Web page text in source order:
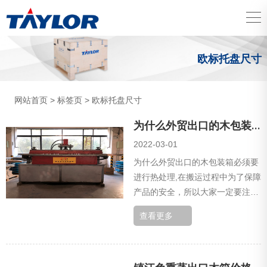
欧标托盘尺寸
网站首页> 标签页> 欧标托盘尺寸
为什么外贸出口的木包装箱必须要进行热处理
2022-03-01
为什么外贸出口的木包装箱必须要
进行热处理,在搬运过程中为了保障
产品的安全，所以大家一定要注意
溧阳钢边箱在运输装卸过程中需要
注意的问题。为此做了如下总结，
查看更多